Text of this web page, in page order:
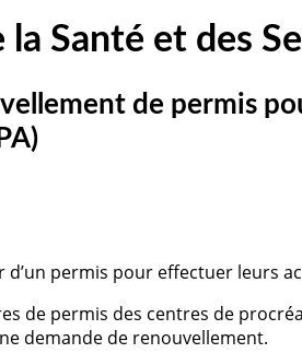
Santé et des
de permis
permis pour effectuer leurs
de permis des centres de
demande de renouvellement.